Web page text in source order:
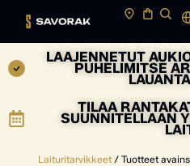
LAAJENNETUT
PUHELIMITSE
TILAA
SUUNNITELLAAN
Laituritarvikkeet/ Tuotteet